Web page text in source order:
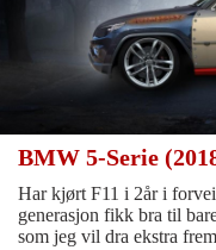
BMW 5-Serie
Har kjørt F11 i 2år i
generasjon fikk bra til
som jeg vil dra ekstra